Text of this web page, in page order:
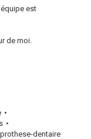
est
de moi.
prothese-dentaire